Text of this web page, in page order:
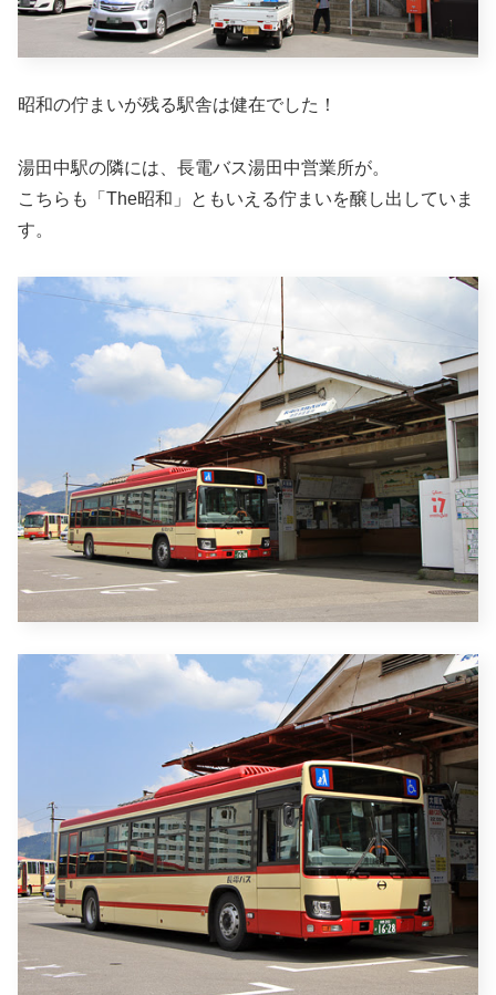
昭和の佇まいが残る駅舎は健在でした！
湯田中駅の隣には、長電バス湯田中営業所が。
こちらも「The昭和」ともいえる佇まいを醸し出していま
す。